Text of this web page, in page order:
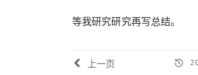
等我研究研究再写总结。
上一页